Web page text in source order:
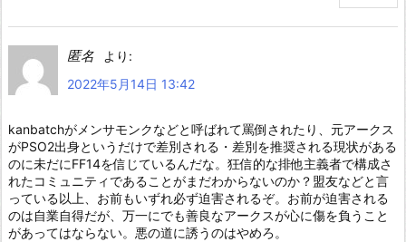
匿名
より:
2022年5月14日 13:42
kanbatchがメンサモンクなどと呼ばれて罵倒されたり、元アークス
がPSO2出身というだけで差別される・差別を推奨される現状がある
のに未だにFF14を信じているんだな。狂信的な排他主義者で構成さ
れたコミュニティであることがまだわからないのか？盟友などと言
っている以上、お前もいずれ必ず迫害されるぞ。お前が迫害される
のは自業自得だが、万一にでも善良なアークスが心に傷を負うこと
があってはならない。悪の道に誘うのはやめろ。